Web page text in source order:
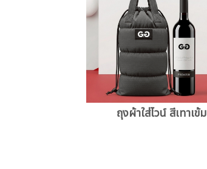
ถุงผ้าใส่ไวน์ สีเทาเข้ม